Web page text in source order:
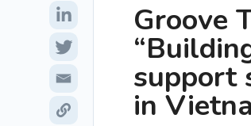
Groove
support
in